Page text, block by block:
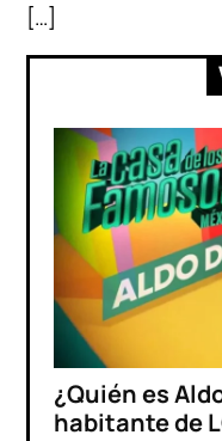
[…]
¿Quién es
habitante de